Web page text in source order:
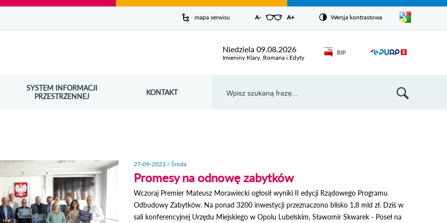
mapa serwisu A-pomniejsz czcionkę
Zresetuj czcionkę
A+ powiększ czcionkęWersja kontrastowa
Pokaż/ukryj
listę
języków
Niedziela 09.08.2026
Imieniny Klary, Romana i Edyty
BIPOdnośnik
SYSTEM INFORMACJI
PRZESTRZENNEJ
OTWORZY SIĘ W NOWYM OKNIE KONTAKT
27-09-2023 / Środa
Promesy na odnowę zabytków
Wczoraj Premier Mateusz Morawiecki ogłosił wyniki II edycji Rządowego Programu
Odbudowy Zabytków. Na ponad 3200 inwestycji przeznaczono blisko 1,8 mld zł. Dziś w
sali konferencyjnej Urzędu Miejskiego w Opolu Lubelskim, Sławomir Skwarek - Poseł na